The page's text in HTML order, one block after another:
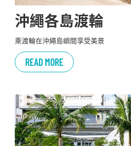
沖繩各島渡輪
乘渡輪在沖繩島嶼間享受美景
READ MORE